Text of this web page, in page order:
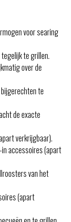
voor searing
te grillen.
over de
te
de exacte
verkrijgbaar).
accessoires (apart
van het
(apart